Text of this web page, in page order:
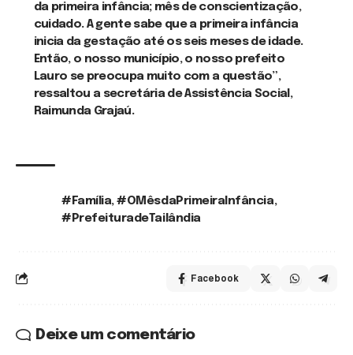
da primeira infância; mês de conscientização,
cuidado. A gente sabe que a primeira infância
inicia da gestação até os seis meses de idade.
Então, o nosso município, o nosso prefeito
Lauro se preocupa muito com a questão”,
ressaltou a secretária de Assistência Social,
Raimunda Grajaú.
#Família,#OMêsdaPrimeiraInfância,
#PrefeituradeTailândia
Facebook
Deixe um comentário